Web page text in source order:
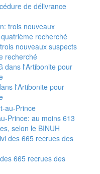
de délivrance
nouveaux suspects
recherché
l'Artibonite pour
Prince: au moins 613
selon le BINUH
665 recrues des